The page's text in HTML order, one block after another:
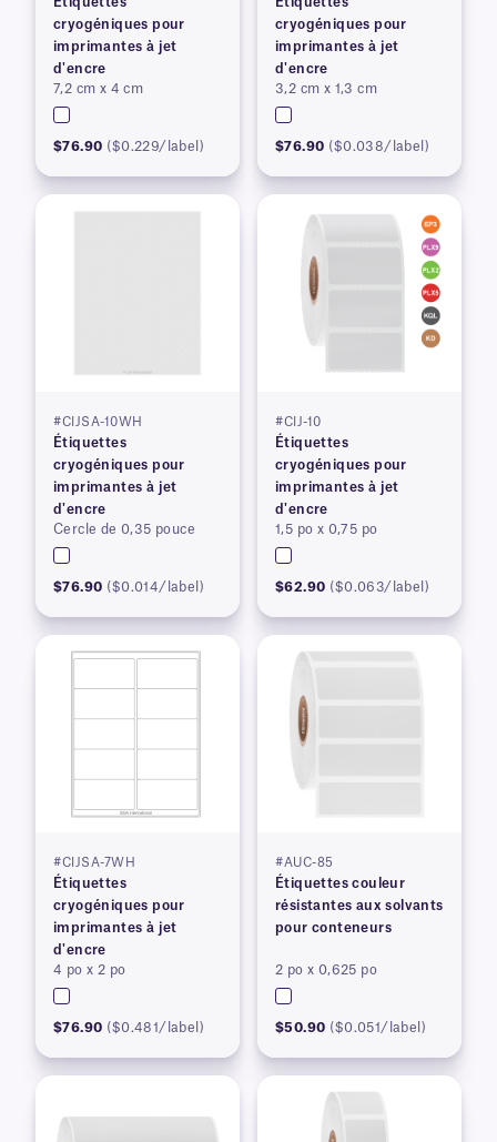
cryogéniques pour
imprimantes à jet
d'encre
7,2 cm x 4 cm
$76.90 ($0.229/label)
cryogéniques pour
imprimantes à jet
d'encre
3,2 cm x 1,3 cm
$76.90 ($0.038/label)
#CIJSA-10WH
Étiquettes
cryogéniques pour
imprimantes à jet
d'encre
Cercle de 0,35 pouce
$76.90 ($0.014/label)
#CIJ-10
Étiquettes
cryogéniques pour
imprimantes à jet
d'encre
1,5 po x 0,75 po
$62.90 ($0.063/label)
#CIJSA-7WH
Étiquettes
cryogéniques pour
imprimantes à jet
d'encre
4 po x 2 po
$76.90 ($0.481/label)
#AUC-85
Étiquettes couleur
résistantes aux solvants
pour conteneurs
2 po x 0,625 po
$50.90 ($0.051/label)